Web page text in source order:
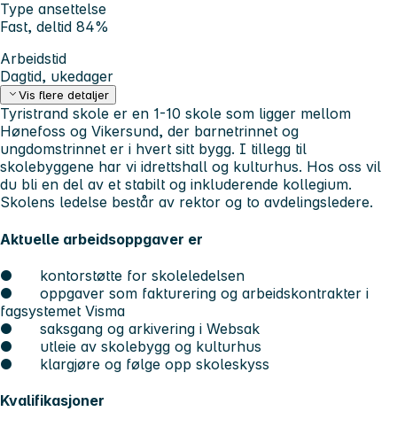
Type ansettelse
Fast, deltid 84%
Arbeidstid
Dagtid, ukedager
Vis flere detaljer
Tyristrand skole er en 1-10 skole som ligger mellom
Hønefoss og Vikersund, der barnetrinnet og
ungdomstrinnet er i hvert sitt bygg. I tillegg til
skolebyggene har vi idrettshall og kulturhus. Hos oss vil
du bli en del av et stabilt og inkluderende kollegium.
Skolens ledelse består av rektor og to avdelingsledere.
Aktuelle arbeidsoppgaver er
● kontorstøtte for skoleledelsen
● oppgaver som fakturering og arbeidskontrakter i
fagsystemet Visma
● saksgang og arkivering i Websak
● utleie av skolebygg og kulturhus
● klargjøre og følge opp skoleskyss
Kvalifikasjoner